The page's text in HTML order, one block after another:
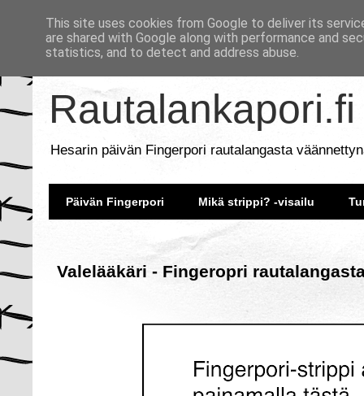
Rautalankapori.fi
Hesarin päivän Fingerpori rautalangasta
Päivän Fingerpori Mikä strippi? -visailu
Valelääkäri - Fingeropri
This site uses cookies from Google to deliver its
are shared with Google along with performance and
statistics, and to detect and address abuse.